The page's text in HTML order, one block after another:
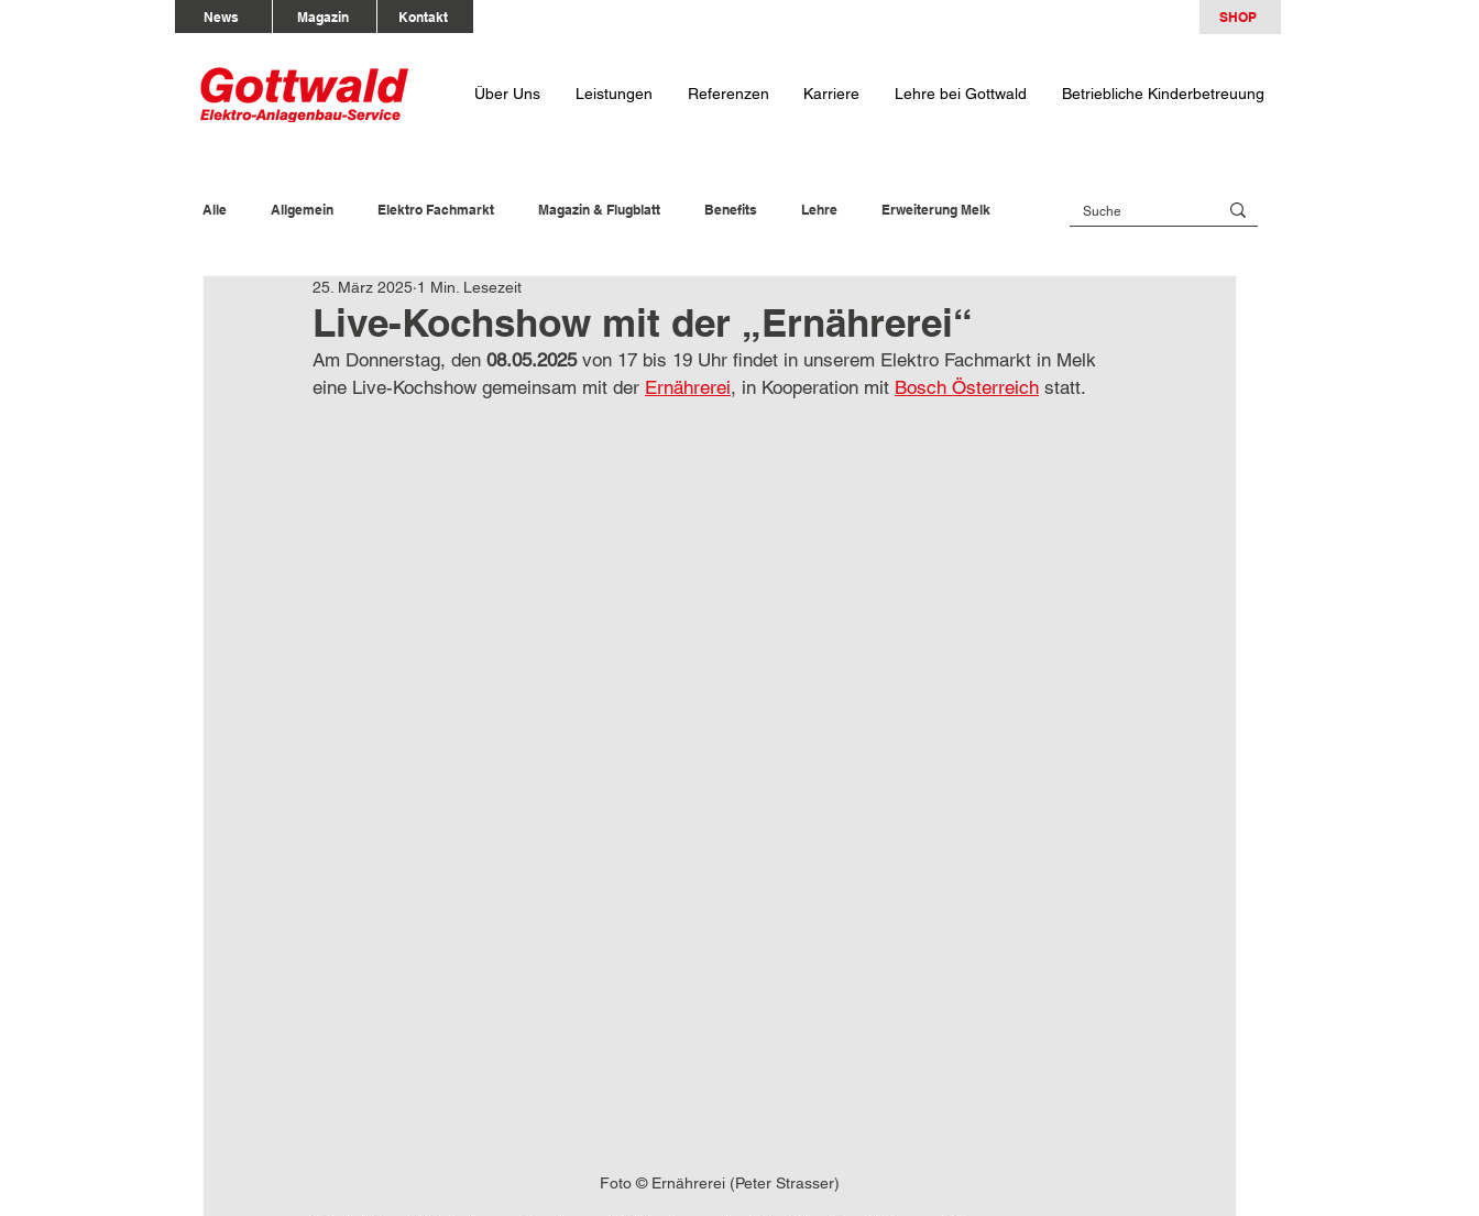
SHOP
Magazin
News Kontakt
Über Uns Leistungen Referenzen Karriere Lehre bei Gottwald Betriebliche Kinderbetreuung
Alle Allgemein Elektro Fachmarkt Magazin & Flugblatt Benefits Lehre Erweiterung Melk
Live-Kochshow mit der „Ernährerei“
25. März 2025 1 Min. Lesezeit
Am Donnerstag, den 08.05.2025 von 17 bis 19 Uhr findet in unserem Elektro Fachmarkt in Melk
eine Live-Kochshow gemeinsam mit der Ernährerei, in Kooperation mit Bosch Österreich statt.
Foto © Ernährerei (Peter Strasser)